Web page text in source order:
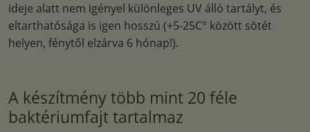
ideje alatt nem igényel különleges UV álló tartályt, és
eltarthatósága is igen hosszú (+5-25C° között sötét
helyen, fénytől elzárva 6 hónap!).
A készítmény több mint 20 féle
baktériumfajt tartalmaz